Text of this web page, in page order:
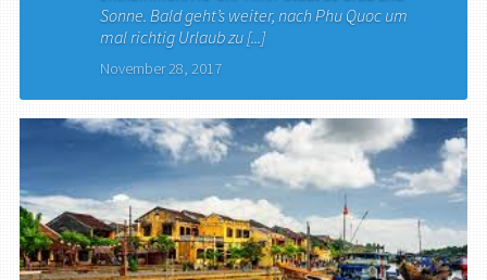
Sonne. Bald geht’s weiter, nach Phu Quoc um
mal richtig Urlaub zu [...]
November 28, 2017